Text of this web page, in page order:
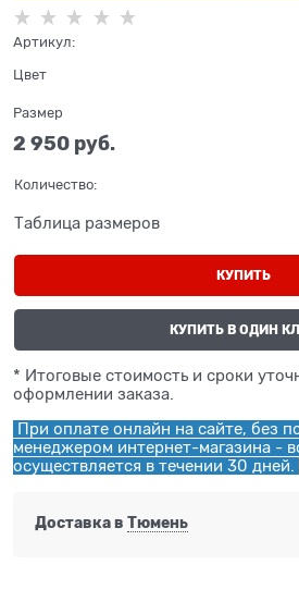
Артикул:
Цвет
Размер
2 950 руб.
Количество:
Таблица размеров
КУПИТЬ
КУПИТЬ В ОДИН
* Итоговые стоимость и сроки
оформлении заказа.
При оплате онлайн на сайте, без
менеджером интернет-магазина -
осуществляется в течении 30 дней.
Доставка в Тюмень